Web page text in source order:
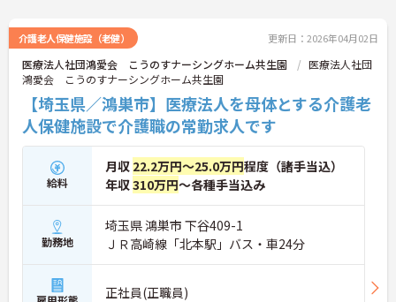
介護老人保健施設（老健） 更新日：2026年04月02日
医療法人社団鴻愛会 こうのすナーシングホーム共生園
医療法人社団
鴻愛会 こうのすナーシングホーム共生園
【埼玉県／鴻巣市】医療法人を母体とする介護老
人保健施設で介護職の常勤求人です
給料
月収 22.2万円～25.0万円程度（諸手当込）
年収310万円～各種手当込み
勤務地
埼玉県 鴻巣市 下谷409-1
ＪＲ高崎線「北本駅」バス・車24分
正社員(正職員)